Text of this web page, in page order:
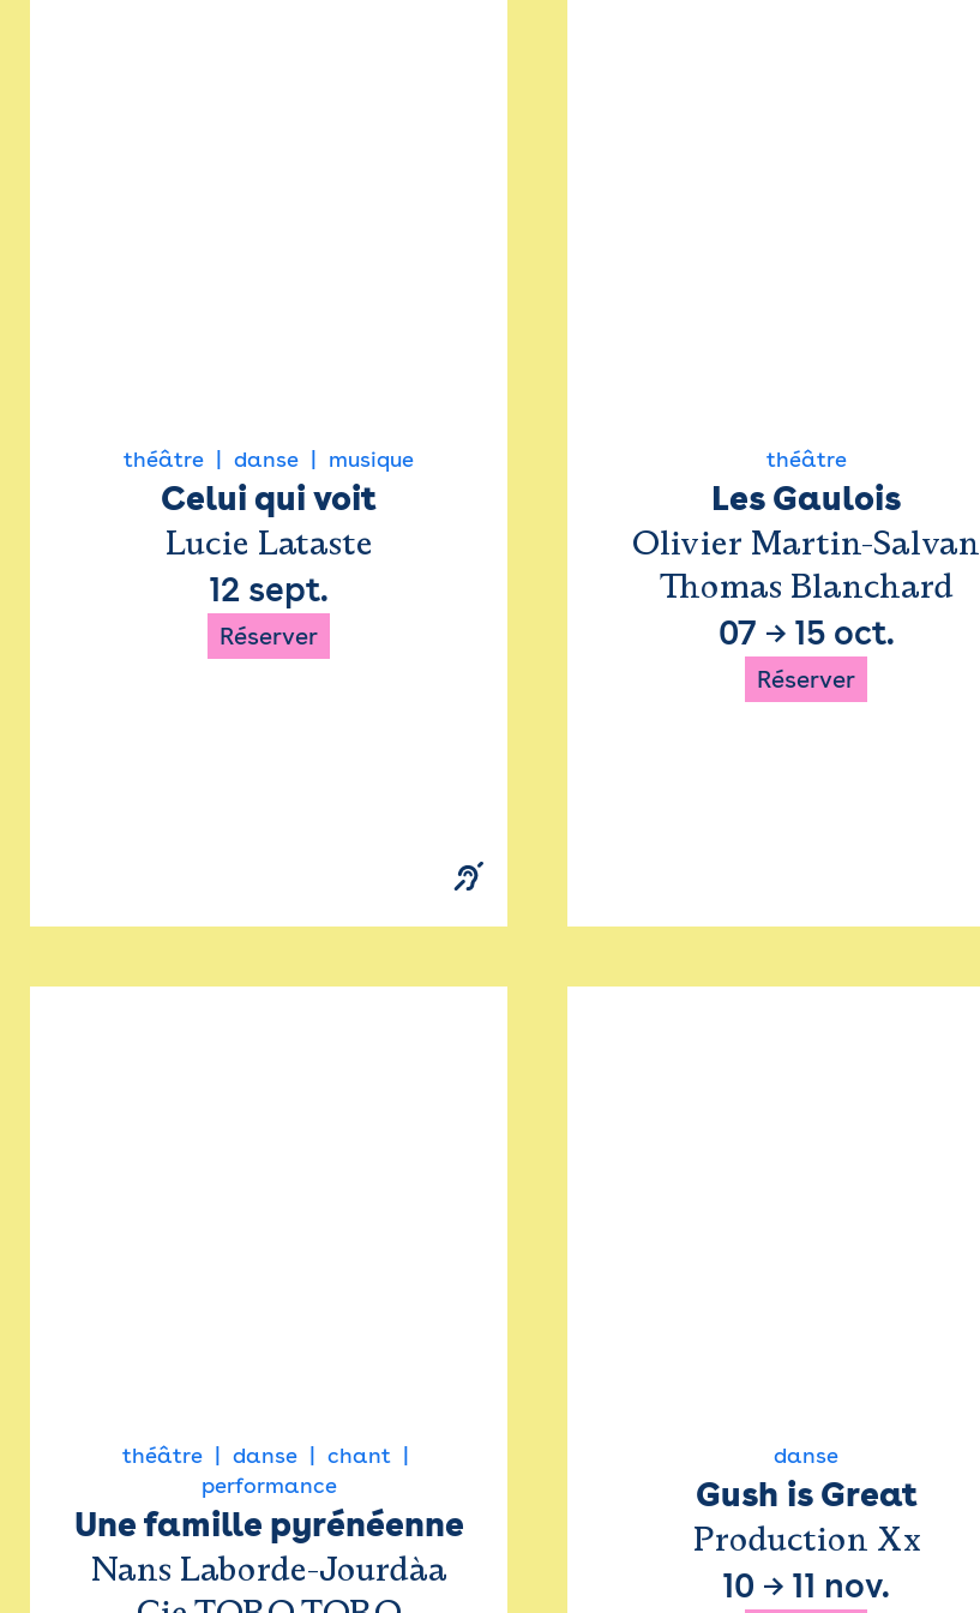
théâtre danse musique
Celui qui voit
Lucie Lataste
12 sept.
Réserver
théâtre
Les Gaulois
Olivier Martin-Salvan
Thomas Blanchard
07 → 15 oct.
Réserver
théâtre danse
chant
performance
Une famille pyrénéenne
Nans Laborde-Jourdàa
danse
Gush is Great
Production Xx
10 → 11 nov.